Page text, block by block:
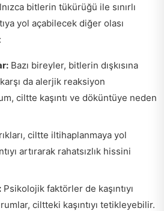
bitlerin tükürüğü ile sınırlı
yol açabilecek diğer olası
Bazı bireyler, bitlerin dışkısına
da alerjik reaksiyon
ciltte kaşıntı ve döküntüye neden
ciltte iltihaplanmaya yol
artırarak rahatsızlık hissini
Psikolojik faktörler de kaşıntıyı
ciltteki kaşıntıyı tetikleyebilir.